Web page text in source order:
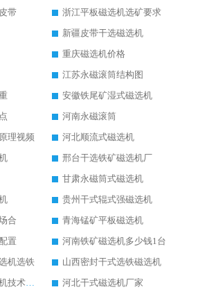
带
浙江平板磁选机选矿要求
新疆皮带干选磁选机
重庆磁选机价格
江苏永磁滚筒结构图
安徽铁尾矿湿式磁选机
河南永磁滚筒
理视频
河北顺流式磁选机
邢台干选铁矿磁选机厂
甘肃永磁筒式磁选机
贵州干式辊式强磁选机
合
青海锰矿平板磁选机
置
河南铁矿磁选机多少钱1台
机选铁
山西密封干式选铁磁选机
内蒙古干式永磁磁选机技术要求
河北干式磁选机厂家